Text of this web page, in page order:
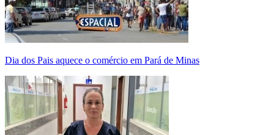
Dia dos Pais aquece o comércio em Pará de Minas